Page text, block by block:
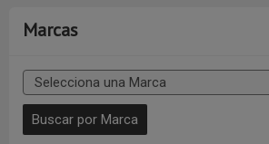
Marcas